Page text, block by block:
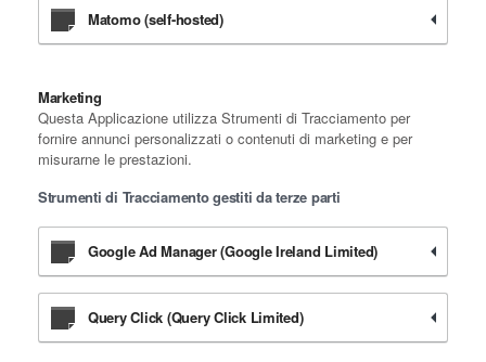
Matomo (self-hosted)
Marketing
Questa Applicazione utilizza Strumenti di Tracciamento per
fornire annunci personalizzati o contenuti di marketing e per
misurarne le prestazioni.
Strumenti di Tracciamento gestiti da terze parti
Google Ad Manager (Google Ireland Limited)
Query Click (Query Click Limited)